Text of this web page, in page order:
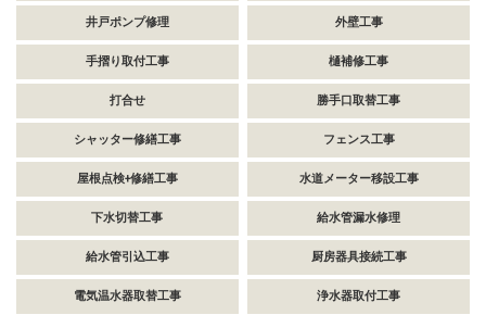
井戸ポンプ修理 外壁工事
手摺り取付工事 樋補修工事
打合せ 勝手口取替工事
シャッター修繕工事 フェンス工事
屋根点検+修繕工事 水道メーター移設工事
下水切替工事 給水管漏水修理
給水管引込工事 厨房器具接続工事
電気温水器取替工事 浄水器取付工事